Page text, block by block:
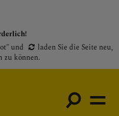
und laden Sie die Seite neu,
zu können.